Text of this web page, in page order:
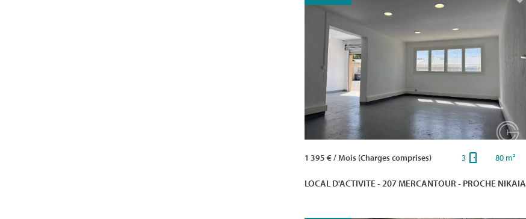
1 395 € / Mois (Charges comprises) 3 80 m²
LOCAL D'ACTIVITE - 207 MERCANTOUR - PROCHE NIKAIA